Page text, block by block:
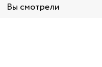
Вы смотрели